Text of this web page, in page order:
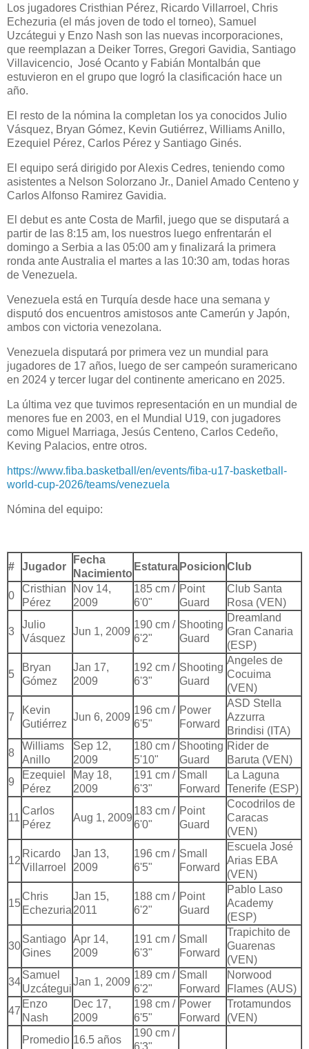
Los jugadores Cristhian Pérez, Ricardo Villarroel, Chris
Echezuria (el más joven de todo el torneo), Samuel
Uzcátegui y Enzo Nash son las nuevas incorporaciones,
que reemplazan a Deiker Torres, Gregori Gavidia, Santiago
Villavicencio, José Ocanto y Fabián Montalbán que
estuvieron en el grupo que logró la clasificación hace un
año.
El resto de la nómina la completan los ya conocidos Julio
Vásquez, Bryan Gómez, Kevin Gutiérrez, Williams Anillo,
Ezequiel Pérez, Carlos Pérez y Santiago Ginés.
El equipo será dirigido por Alexis Cedres, teniendo como
asistentes a Nelson Solorzano Jr., Daniel Amado Centeno y
Carlos Alfonso Ramirez Gavidia.
El debut es ante Costa de Marfil, juego que se disputará a
partir de las 8:15 am, los nuestros luego enfrentarán el
domingo a Serbia a las 05:00 am y finalizará la primera
ronda ante Australia el martes a las 10:30 am, todas horas
de Venezuela.
Venezuela está en Turquía desde hace una semana y
disputó dos encuentros amistosos ante Camerún y Japón,
ambos con victoria venezolana.
Venezuela disputará por primera vez un mundial para
jugadores de 17 años, luego de ser campeón suramericano
en 2024 y tercer lugar del continente americano en 2025.
La última vez que tuvimos representación en un mundial de
menores fue en 2003, en el Mundial U19, con jugadores
como Miguel Marriaga, Jesús Centeno, Carlos Cedeño,
Keving Palacios, entre otros.
https://www.fiba.basketball/en/events/fiba-u17-basketball-
world-cup-2026/teams/venezuela
Nómina del equipo:
# Jugador
Fecha
Nacimiento
Estatura PosicionClub
0
Cristhian
Pérez
Nov 14,
2009
185 cm /
6'0"
Point
Guard
Club Santa
Rosa (VEN)
3
Julio
Vásquez
Jun 1, 2009
190 cm /
6'2"
Shooting
Guard
Dreamland
Gran Canaria
(ESP)
5
Bryan
Gómez
Jan 17,
2009
192 cm /
6'3"
Shooting
Guard
Angeles de
Cocuima
(VEN)
7
Kevin
Gutiérrez
Jun 6, 2009
196 cm /
6'5"
Power
Forward
ASD Stella
Azzurra
Brindisi (ITA)
8
Williams
Anillo
Sep 12,
2009
180 cm /
5'10"
Shooting
Guard
Rider de
Baruta (VEN)
9
Ezequiel
Pérez
May 18,
2009
191 cm /
6'3"
Small
Forward
La Laguna
Tenerife (ESP)
11
Carlos
Pérez
Aug 1, 2009
183 cm /
6'0"
Point
Guard
Cocodrilos de
Caracas
(VEN)
12
Ricardo
Villarroel
Jan 13,
2009
196 cm /
6'5"
Small
Forward
Escuela José
Arias EBA
(VEN)
15
Chris
Echezuria
Jan 15,
2011
188 cm /
6'2"
Point
Guard
Pablo Laso
Academy
(ESP)
30
Santiago
Gines
Apr 14,
2009
191 cm /
6'3"
Small
Forward
Trapichito de
Guarenas
(VEN)
34
Samuel
Uzcátegui
Jan 1, 2009
189 cm /
6'2"
Small
Forward
Norwood
Flames (AUS)
47
Enzo
Nash
Dec 17,
2009
198 cm /
6'5"
Power
Forward
Trotamundos
(VEN)
Promedio 16.5 años
190 cm /